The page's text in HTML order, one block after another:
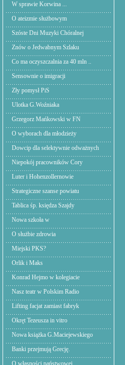
W sprawie Korwina ...
O ateizmie służbowym
Szóste Dni Muzyki Chóralnej
Znów o Jedwabnym Szlaku
Co ma oczyszczalnia za 40 mln ..
Sensownie o imigracji
Zły pomysł PiS
Ulotka G.Woźniaka
Grzegorz Mańkowski w FN
O wyborach dla młodzieży
Dowcip dla selektywnie odważnych
Niepokój pracowników Cory
Luter i Hohenzollernowie
Strategiczne szanse powiatu
Tablica śp. księdza Szajdy
Nowa szkoła w
O służbie zdrowia
Miejski PKS?
Orlik i Maks
Konrad Hejmo w kolegiacie
Nasz teatr w Polskim Radio
Lifting facjat zamiast fabryk
Okręt Tezeusza in vitro
Nowa książka G.Maciejewskiego
Banki przejmują Grecję.
O własności państwowej